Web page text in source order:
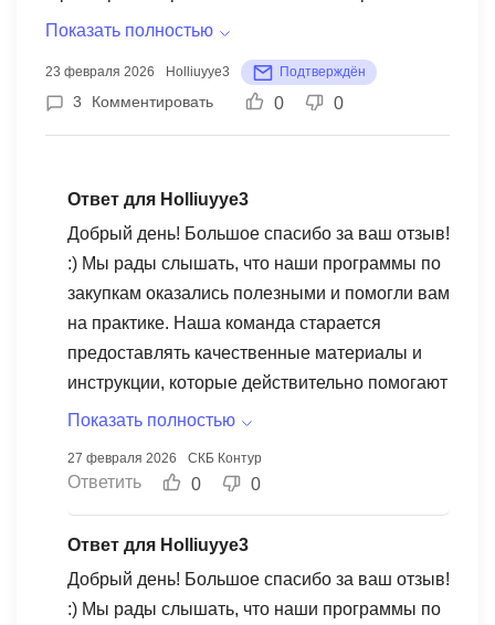
Нужно только вникнуть вопрос и затестить все.
Показать полностью
23 февраля 2026 Holliuyye3 Подтверждён
3 Комментировать 0 0
Ответ для Holliuyye3
Добрый день! Большое спасибо за ваш отзыв!
:) Мы рады слышать, что наши программы по
закупкам оказались полезными и помогли вам
на практике. Наша команда старается
предоставлять качественные материалы и
инструкции, которые действительно помогают
в работе. Мы ценим ваше желание вникнуть в
Показать полностью
27 февраля 2026 СКБ Контур
Ответить 0 0
Ответ для Holliuyye3
Добрый день! Большое спасибо за ваш отзыв!
:) Мы рады слышать, что наши программы по